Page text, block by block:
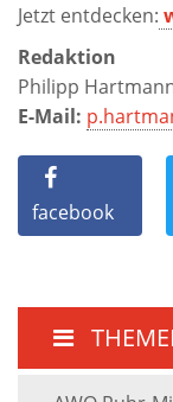
Jetzt entdecken:
Redaktion
Philipp
E-Mail:
facebook